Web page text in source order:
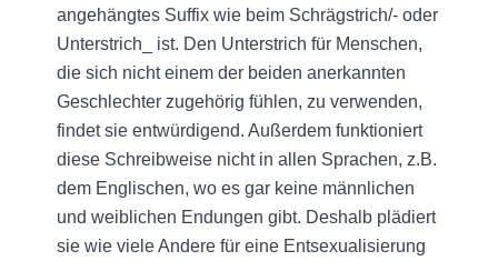
angehängtes Suffix wie beim Schrägstrich/- oder
Unterstrich_ ist. Den Unterstrich für Menschen,
die sich nicht einem der beiden anerkannten
Geschlechter zugehörig fühlen, zu verwenden,
findet sie entwürdigend. Außerdem funktioniert
diese Schreibweise nicht in allen Sprachen, z.B.
dem Englischen, wo es gar keine männlichen
und weiblichen Endungen gibt. Deshalb plädiert
sie wie viele Andere für eine Entsexualisierung